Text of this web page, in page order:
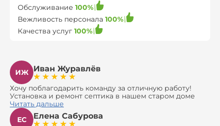
Обслуживание 100%
Вежливость персонала 100%
Качества услуг 100%
ИЖ Иван Журавлёв
Хочу поблагодарить команду за отличную работу!
Установка и ремонт септика в нашем старом доме
оказались сложной задачей, но ребята справились на
все 100%. Всё сделали аккуратно и профессионально.
Давали полезные рекомендации, не пытались
Читать дальше
ЕС
Елена Сабурова